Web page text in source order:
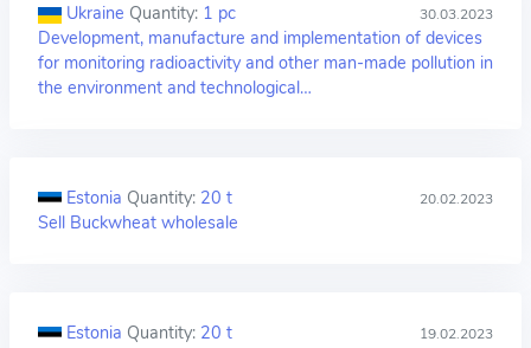
Ukraine Quantity: 1 pc 30.03.2023
Development, manufacture and implementation of devices
for monitoring radioactivity and other man-made pollution in
the environment and technological…
Estonia Quantity: 20 t 20.02.2023
Sell Buckwheat wholesale
Estonia Quantity: 20 t 19.02.2023